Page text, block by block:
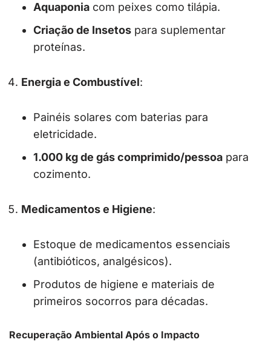
Aquaponia com peixes como tilápia.
Criação de Insetos para suplementar
proteínas.
Energia e Combustível:
Painéis solares com baterias para
eletricidade.
1.000 kg de gás comprimido/pessoa para
cozimento.
Medicamentos e Higiene:
Estoque de medicamentos essenciais
(antibióticos, analgésicos).
Produtos de higiene e materiais de
primeiros socorros para décadas.
Recuperação Ambiental Após o Impacto